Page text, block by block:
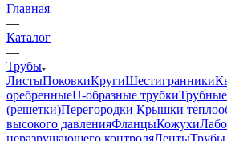
Главная
—
Каталог
—
Трубы
ЛистыПоковкиКругиШестигранники
оребренныеU-образные трубки
(решетки)Перегородки Крышки
высокого давленияФланцыКожухи
неразрушающего контроляЛентыТрубы